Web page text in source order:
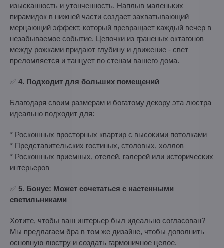
изысканность и утонченность. Наплыв маленьких
пирамидок в нижней части создает захватывающий
мерцающий эффект, который превращает каждый вечер в
незабываемое событие. Цепочки из граненых октагонов
между рожками придают глубину и движение - свет
преломляется и танцует по стенам вашего дома.
✅ 4. Подходит для больших помещений
Благодаря своим размерам и богатому декору эта люстра
идеально подходит для:
* Роскошных просторных квартир с высокими потолками
* Представительских гостиных, столовых, холлов
* Роскошных приемных, отелей, галерей или исторических
интерьеров
✅ 5. Бонус: Может сочетаться с настенными
светильниками
Хотите, чтобы ваш интерьер был идеально согласован?
Мы предлагаем бра в том же дизайне, чтобы дополнить
основную люстру и создать гармоничное целое.